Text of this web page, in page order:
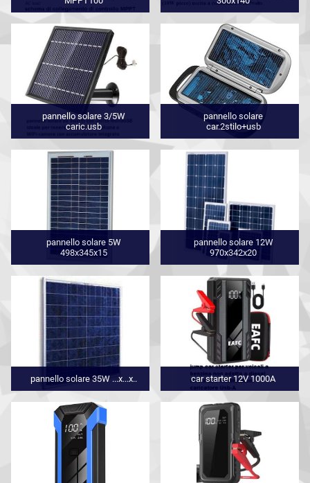
pannello solare 3/5W
caric.usb
pannello solare
car.2stilo+usb
pannello solare 5W
498x345x15
pannello solare 12W
970x342x20
pannello solare 35W ...x...x.. car starter 12V 1000A